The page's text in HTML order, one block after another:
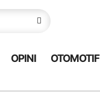
OPINI OTOMOTIF